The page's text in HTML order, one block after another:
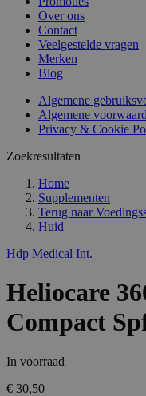
Over ons
Contact
Veelgestelde vragen
Merken
Blog
Algemene
Algemene
Privacy & Cookie
Zoekresultaten
Home
Supplementen
Terug naar
Huid
Hdp Medical Int.
Heliocare
Compact
In voorraad
€ 30,50